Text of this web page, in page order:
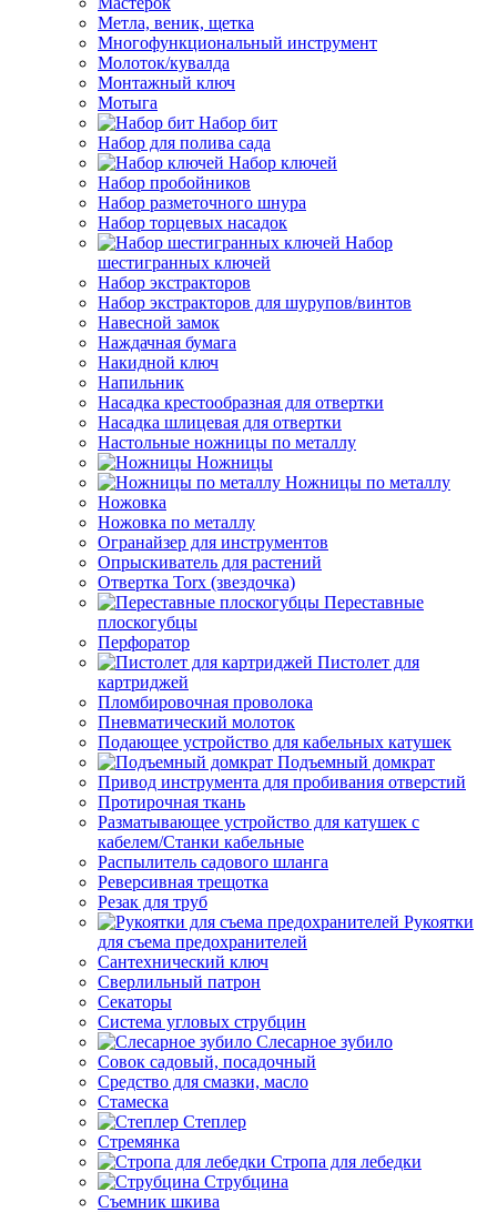
Метла, веник, щетка
Многофункциональный инструмент
Молоток/кувалда
Монтажный ключ
Мотыга
Набор бит
Набор для полива сада
Набор ключей
Набор пробойников
Набор разметочного шнура
Набор торцевых насадок
Набор
шестигранных ключей
Набор экстракторов
Набор экстракторов для шурупов/винтов
Навесной замок
Наждачная бумага
Накидной ключ
Напильник
Насадка крестообразная для отвертки
Насадка шлицевая для отвертки
Настольные ножницы по металлу
Ножницы
Ножницы по металлу
Ножовка
Ножовка по металлу
Огранайзер для инструментов
Опрыскиватель для растений
Отвертка Torx (звездочка)
Переставные
плоскогубцы
Перфоратор
Пистолет для
картриджей
Пломбировочная проволока
Пневматический молоток
Подающее устройство для кабельных катушек
Подъемный домкрат
Привод инструмента для пробивания отверстий
Протирочная ткань
Разматывающее устройство для катушек с
кабелем/Станки кабельные
Распылитель садового шланга
Реверсивная трещотка
Резак для труб
Рукоятки
для съема предохранителей
Сантехнический ключ
Сверлильный патрон
Секаторы
Система угловых струбцин
Слесарное зубило
Совок садовый, посадочный
Средство для смазки, масло
Стамеска
Степлер
Стремянка
Стропа для лебедки
Струбцина
Съемник шкива